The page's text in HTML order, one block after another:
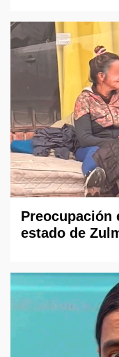
Preocupación
estado de